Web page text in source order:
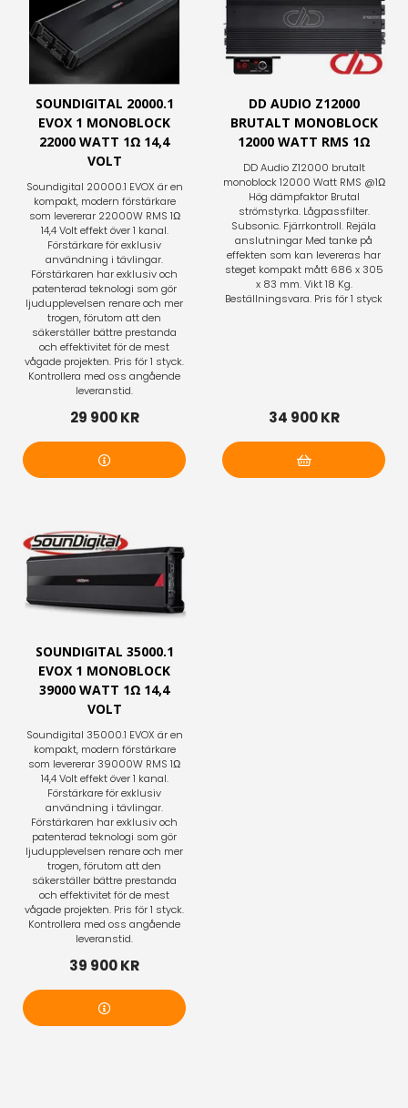
SOUNDIGITAL 20000.1
EVOX 1 MONOBLOCK
22000 WATT 1Ω 14,4
VOLT
Soundigital 20000.1 EVOX är en
kompakt, modern förstärkare
som levererar 22000W RMS 1Ω
14,4 Volt effekt över 1 kanal.
Förstärkare för exklusiv
användning i tävlingar.
Förstärkaren har exklusiv och
patenterad teknologi som gör
ljudupplevelsen renare och mer
trogen, förutom att den
säkerställer bättre prestanda
och effektivitet för de mest
vågade projekten. Pris för 1 styck.
Kontrollera med oss angående
leveranstid.
29 900 KR
DD AUDIO Z12000
BRUTALT MONOBLOCK
12000 WATT RMS 1Ω
DD Audio Z12000 brutalt
monoblock 12000 Watt RMS @1Ω
Hög dämpfaktor Brutal
strömstyrka. Lågpassfilter.
Subsonic. Fjärrkontroll. Rejäla
anslutningar Med tanke på
effekten som kan levereras har
steget kompakt mått 686 x 305
x 83 mm. Vikt 18 Kg.
Beställningsvara. Pris för 1 styck
34 900 KR
SOUNDIGITAL 35000.1
EVOX 1 MONOBLOCK
39000 WATT 1Ω 14,4
VOLT
Soundigital 35000.1 EVOX är en
kompakt, modern förstärkare
som levererar 39000W RMS 1Ω
14,4 Volt effekt över 1 kanal.
Förstärkare för exklusiv
användning i tävlingar.
Förstärkaren har exklusiv och
patenterad teknologi som gör
ljudupplevelsen renare och mer
trogen, förutom att den
säkerställer bättre prestanda
och effektivitet för de mest
vågade projekten. Pris för 1 styck.
Kontrollera med oss angående
leveranstid.
39 900 KR